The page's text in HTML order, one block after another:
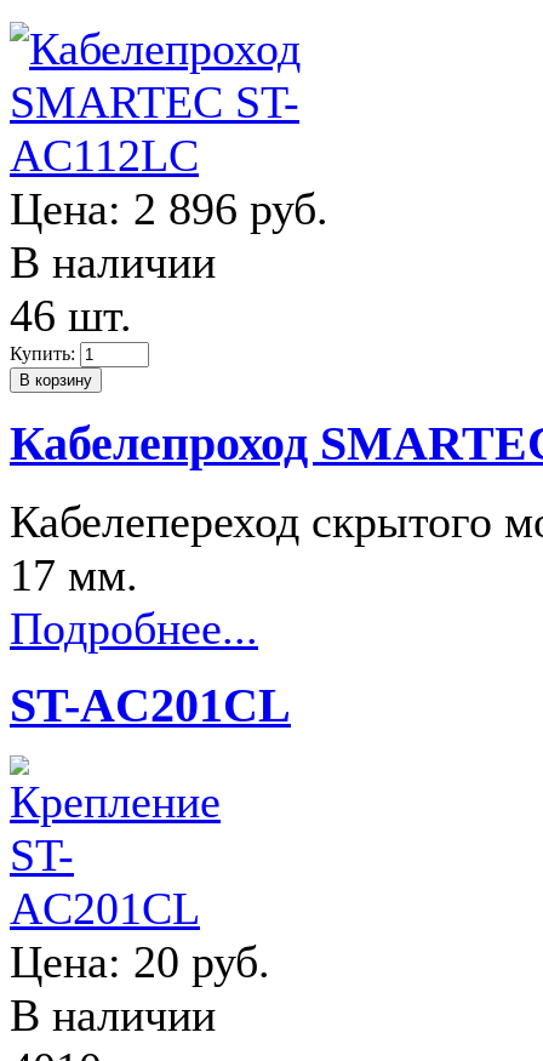
Цена: 2 896 руб.
В наличии
46 шт.
Купить:
Кабелепроход
Кабелепереход скрытого
17 мм.
Подробнее...
ST-AC201CL
Цена: 20 руб.
В наличии